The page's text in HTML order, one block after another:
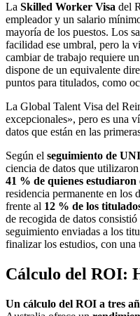
La Skilled Worker Visa del
empleador y un salario
mayoría de los puestos. Los
facilidad ese umbral, pero la
cambiar de trabajo requiere
dispone de un equivalente
puntos para titulados, como
La Global Talent Visa del
excepcionales», pero es una
datos que están en las
Según el seguimiento de
ciencia de datos que
41 % de quienes
residencia permanente en los
frente al 12 % de los
de recogida de datos
seguimiento enviadas a los
finalizar los estudios, con una
Cálculo del ROI:
Un cálculo del ROI a tres